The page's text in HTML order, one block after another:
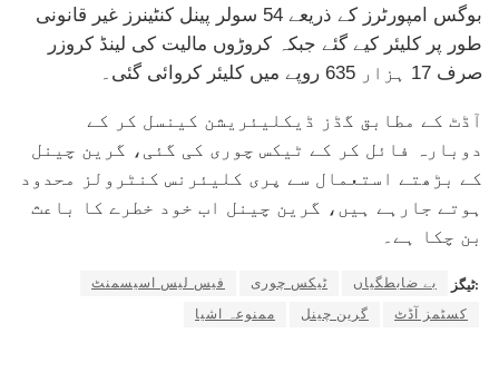
بوگس امپورٹرز کے ذریعے 54 سولر پینل کنٹینرز غیر قانونی
طور پر کلیئر کیے گئے جبکہ کروڑوں مالیت کی لینڈ کروزر
صرف 17 ہزار 635 روپے میں کلیئر کروائی گئی۔
آڈٹ کے مطابق گڈز ڈیکلیئریشن کینسل کر کے
دوبارہ فائل کر کے ٹیکس چوری کی گئی، گرین چینل
کے بڑھتے استعمال سے پری کلیئرنس کنٹرولز محدود
ہوتے جارہے ہیں، گرین چینل اب خود خطرے کا باعث
بن چکا ہے۔
ٹیگز: بے ضابطگیاں ٹیکس چوری
فیس لیس اسیسمنٹ
کسٹمز آڈٹ
گرین چینل ممنوعہ اشیا